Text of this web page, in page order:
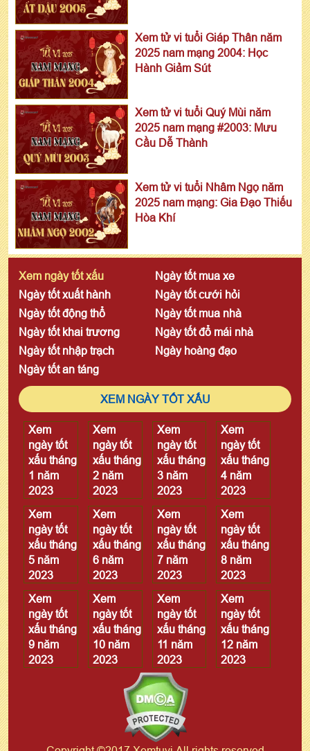
Xem tử vi tuổi Giáp Thân năm
2025 nam mạng 2004: Học
Hành Giảm Sút
Xem tử vi tuổi Quý Mùi năm
2025 nam mạng #2003: Mưu
Cầu Dễ Thành
Xem tử vi tuổi Nhâm Ngọ năm
2025 nam mạng: Gia Đạo Thiếu
Hòa Khí
Xem ngày tốt xấu
Ngày tốt mua xe
Ngày tốt xuất hành
Ngày tốt cưới hỏi
Ngày tốt động thổ
Ngày tốt mua nhà
Ngày tốt khai trương
Ngày tốt đổ mái nhà
Ngày tốt nhập trạch
Ngày hoàng đạo
Ngày tốt an táng
XEM NGÀY TỐT XẤU
Xem
ngày tốt
xấu tháng
1 năm
2023
Xem
ngày tốt
xấu tháng
2 năm
2023
Xem
ngày tốt
xấu tháng
3 năm
2023
Xem
ngày tốt
xấu tháng
4 năm
2023
Xem
ngày tốt
xấu tháng
5 năm
2023
Xem
ngày tốt
xấu tháng
6 năm
2023
Xem
ngày tốt
xấu tháng
7 năm
2023
Xem
ngày tốt
xấu tháng
8 năm
2023
Xem
ngày tốt
xấu tháng
9 năm
2023
Xem
ngày tốt
xấu tháng
10 năm
2023
Xem
ngày tốt
xấu tháng
11 năm
2023
Xem
ngày tốt
xấu tháng
12 năm
2023